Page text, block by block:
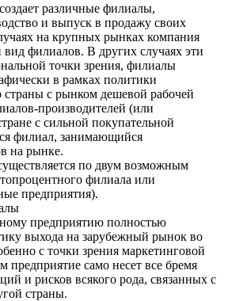
различные филиалы,
и выпуск в продажу своих
на крупных рынках компания
вид филиалов. В других случаях эти
точки зрения, филиалы
в рамках политики
страны с рынком дешевой рабочей
производителей (или
с сильной покупательной
филиал, занимающийся
на рынке.
по двум возможным
филиала или
предприятия).
предприятию полностью
выхода на зарубежный рынок во
с точки зрения маркетинговой
предприятие само несет все бремя
и рисков всякого рода, связанных с
страны.